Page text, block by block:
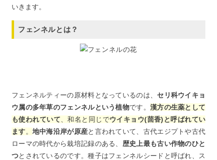
いきます。
フェンネルとは？
フェンネルティーの原材料となっているのは、セリ科ウイキョ
ウ属の多年草のフェンネルという植物です。 漢方の生薬として
も使われていて 、和名と同じでウイキョウ(茴香)と呼ばれてい
ます。 地中海沿岸が原産と言われていて、古代エジプトや古代
ローマの時代から栽培記録のある、 歴史上最も古い作物のひと
つとされているのです。種子はフェンネルシードと呼ばれ、ス